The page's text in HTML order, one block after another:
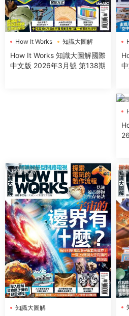
How It Works 知識大圖解
How It Works 知識大圖解國際
中文版 2026年3月號 第138期
26
科學探索
知識大圖解